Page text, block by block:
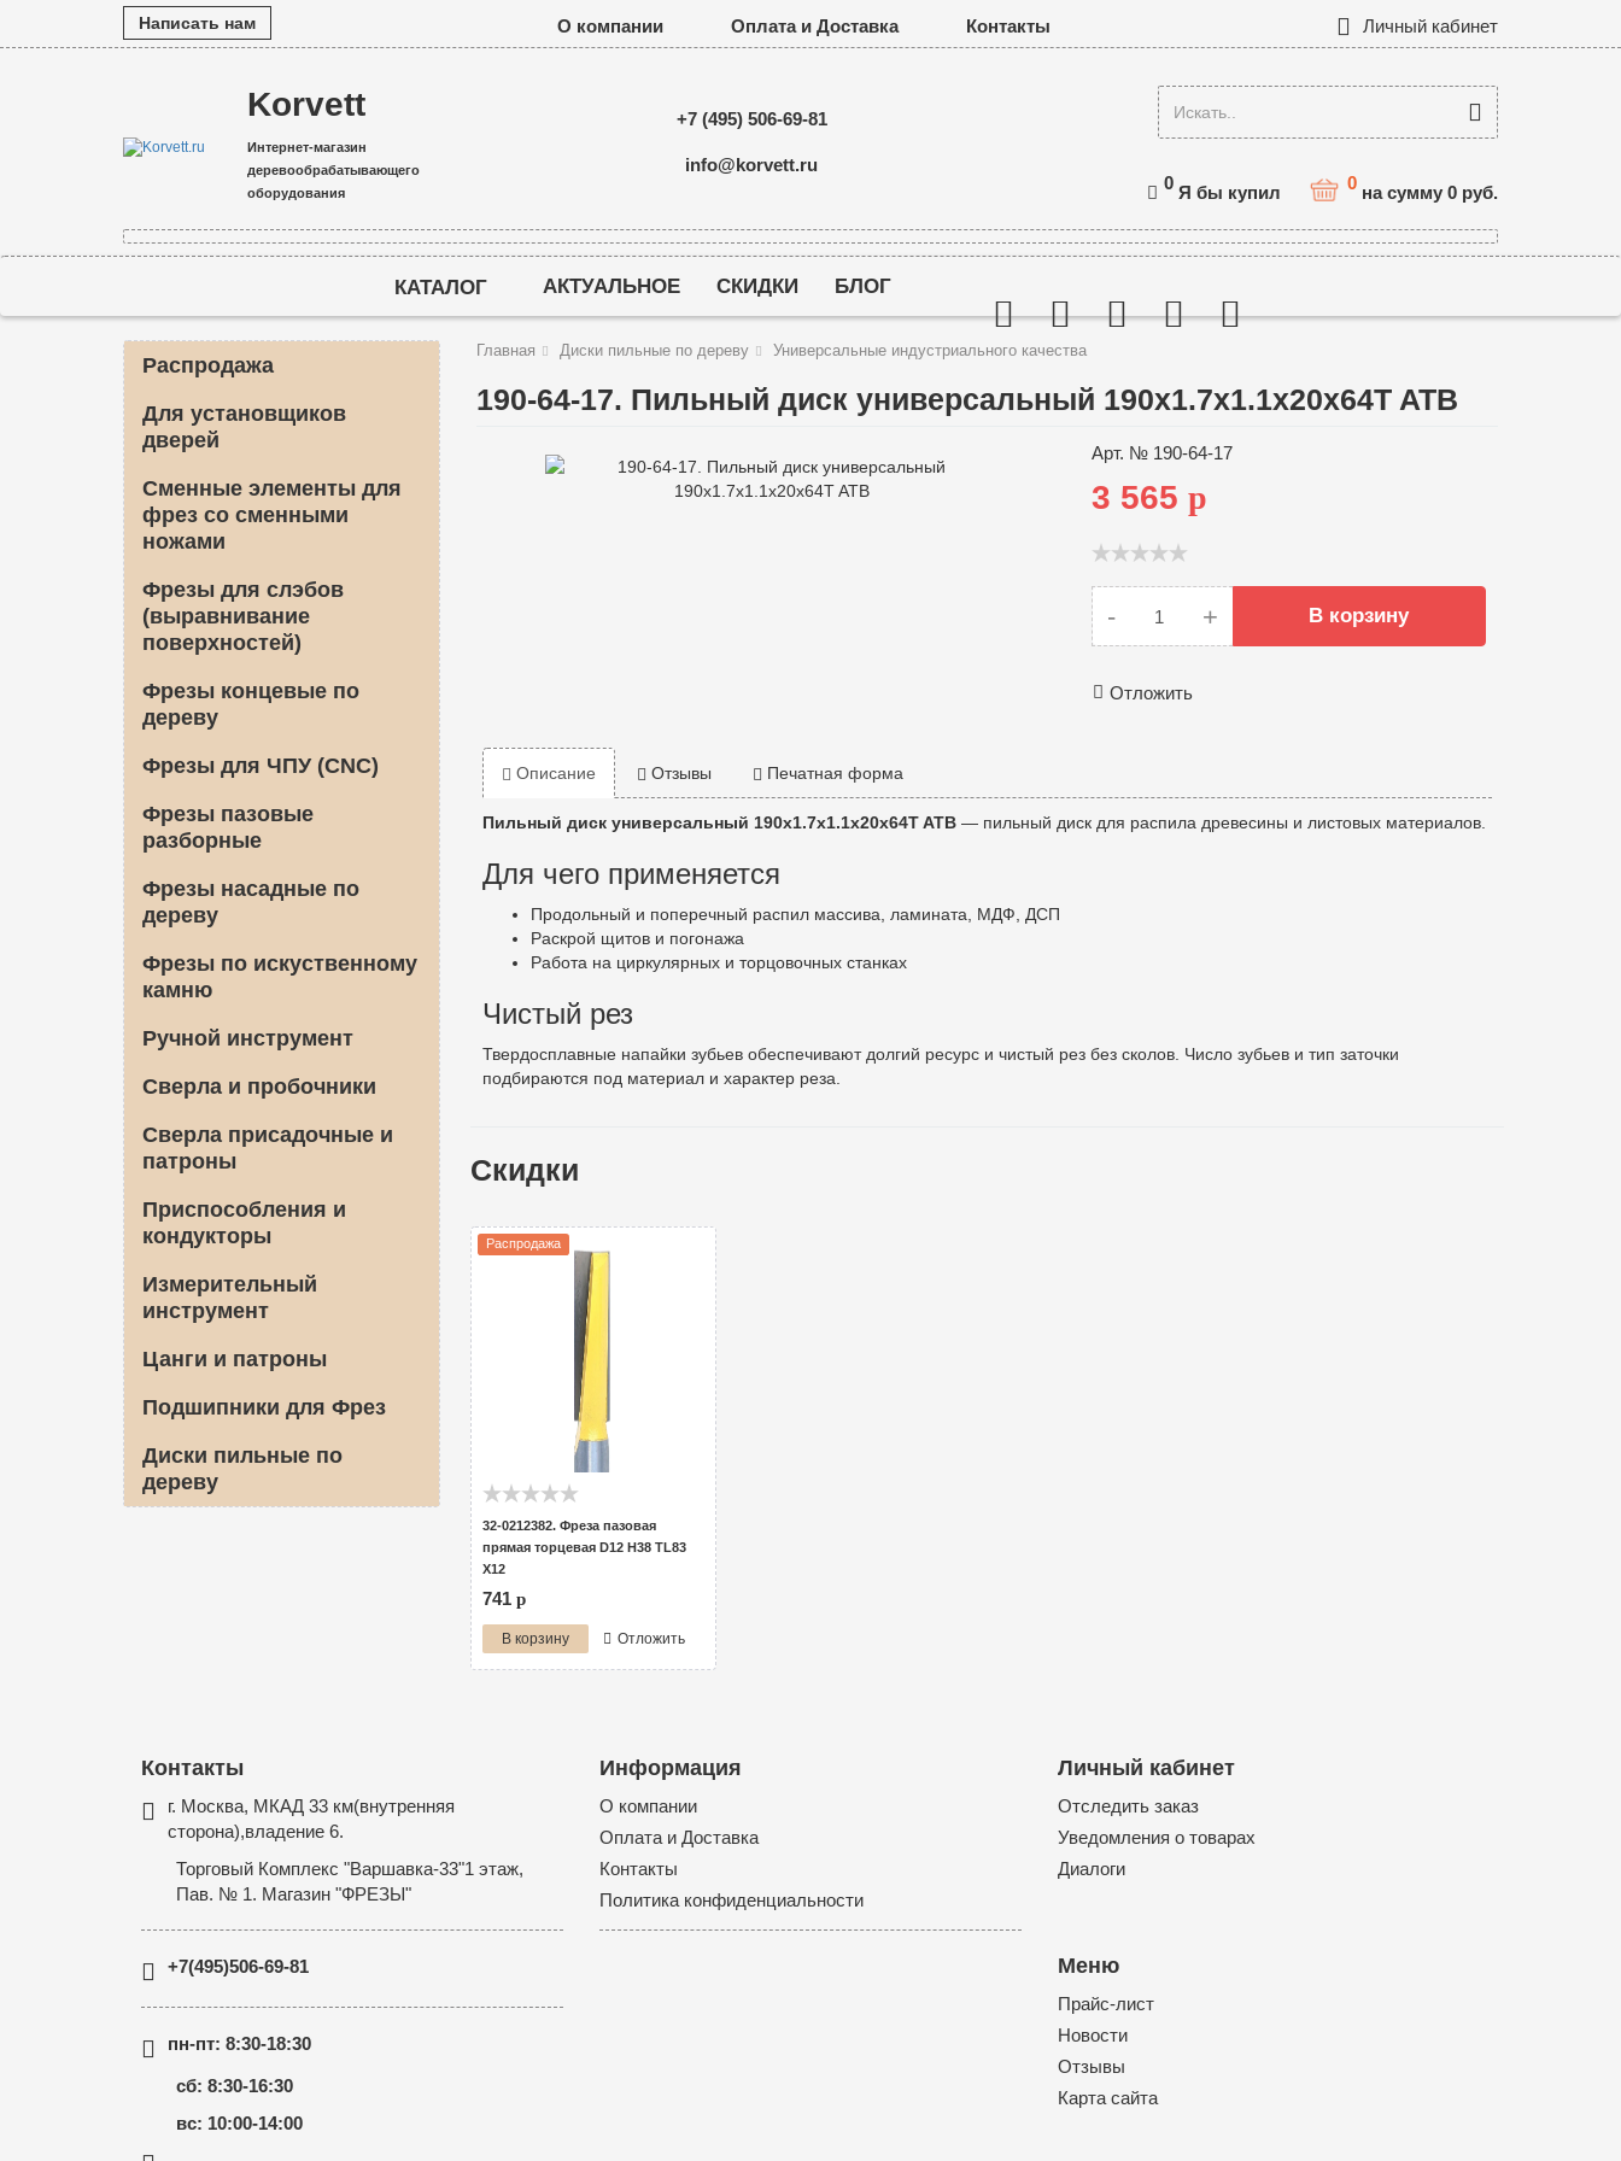
Написать нам О компании Оплата и Доставка Контакты Личный кабинет
Korvett
Интернет-магазин
деревообрабатывающего
оборудования
+7 (495) 506-69-81
info@korvett.ru
0 Я бы купил 0 на сумму 0 руб.
КАТАЛОГ АКТУАЛЬНОЕ СКИДКИ БЛОГ
Распродажа
Для установщиков
дверей
Сменные элементы для
фрез со сменными
ножами
Фрезы для слэбов
(выравнивание
поверхностей)
Фрезы концевые по
дереву
Фрезы для ЧПУ (CNC)
Фрезы пазовые
разборные
Фрезы насадные по
дереву
Фрезы по искуственному
камню
Ручной инструмент
Сверла и пробочники
Сверла присадочные и
патроны
Приспособления и
кондукторы
Измерительный
инструмент
Цанги и патроны
Подшипники для Фрез
Диски пильные по
дереву
Главная Диски пильные по дереву Универсальные индустриального качества
190-64-17. Пильный диск универсальный 190x1.7x1.1x20x64T ATB
Арт. № 190-64-17
3 565 p
- + В корзину
Отложить
Описание Отзывы Печатная форма
Пильный диск универсальный 190x1.7x1.1x20x64T ATB— пильный диск для распила древесины и листовых материалов.
Для чего применяется
Продольный и поперечный распил массива, ламината, МДФ, ДСП
Раскрой щитов и погонажа
Работа на циркулярных и торцовочных станках
Чистый рез
Твердосплавные напайки зубьев обеспечивают долгий ресурс и чистый рез без сколов. Число зубьев и тип заточки
подбираются под материал и характер реза.
Скидки
Распродажа
32-0212382. Фреза пазовая
прямая торцевая D12 H38 TL83
Х12
741 p
В корзину Отложить
Контакты
г. Москва, МКАД 33 км(внутренняя
сторона),владение 6.
Торговый Комплекс "Варшавка-33"1 этаж,
Пав. № 1. Магазин "ФРЕЗЫ"
+7(495)506-69-81
пн-пт: 8:30-18:30
сб: 8:30-16:30
вс: 10:00-14:00
Информация
О компании
Оплата и Доставка
Контакты
Политика конфиденциальности
Личный кабинет
Отследить заказ
Уведомления о товарах
Диалоги
Меню
Прайс-лист
Новости
Отзывы
Карта сайта